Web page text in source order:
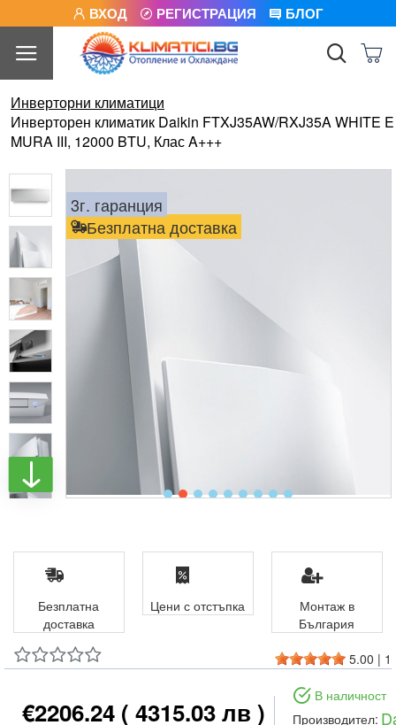
ВХОД РЕГИСТРАЦИЯ БЛОГ
Инверторни климатици
Инверторен климатик Daikin FTXJ35AW/RXJ35A WHITE E
MURA III, 12000 BTU, Клас A+++
Безплатна доставка
3г. гаранция
5.00 | 1
€2206.24 ( 4315.03 лв )
В наличност
Производител:
Безплатна
доставка
Цени с отстъпка
Монтаж в
България